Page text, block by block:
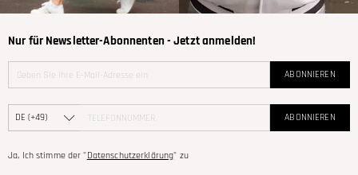
Nur für Newsletter-Abonnenten - Jetzt anmelden!
ABONNIEREN
ABONNIEREN
Ja, Ich stimme der "Datenschutzerklärung" zu